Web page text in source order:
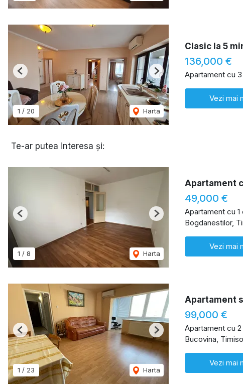
1 / 20 Harta
Previous Next
Clasic la 5
136,000 €
Apartament cu
Vezi mai
Te-ar putea interesa și:
1 / 8 Harta
Previous Next
Apartament
49,000 €
Apartament cu
Bogdanestilor,
Vezi mai
1 / 23 Harta
Previous Next
Apartament
99,000 €
Apartament cu
Bucovina,
Vezi mai